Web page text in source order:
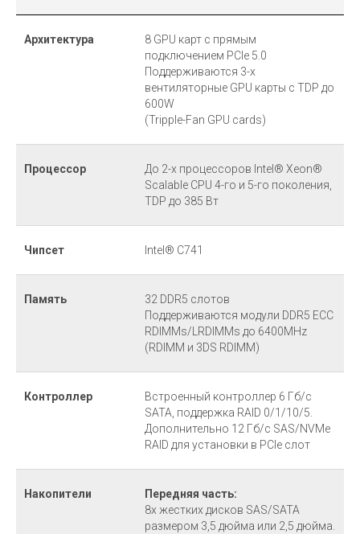
Архитектура
8 GPU карт с прямым
подключением PCIe 5.0
Поддерживаются 3-х
вентиляторные GPU карты с TDP до
600W
(Tripple-Fan GPU cards)
Процессор
До 2-х процессоров Intel® Xeon®
Scalable CPU 4-го и 5-го поколения,
TDP до 385 Вт
Чипсет Intel® C741
Память
32 DDR5 слотов
Поддерживаются модули DDR5 ECC
RDIMMs/LRDIMMs до 6400MHz
(RDIMM и 3DS RDIMM)
Контроллер
Встроенный контроллер 6 Гб/с
SATA, поддержка RAID 0/1/10/5.
Дополнительно 12 Гб/с SAS/NVMe
RAID для установки в PCIe слот
Накопители
Передняя часть:
8x жестких дисков SAS/SATA
размером 3,5 дюйма или 2,5 дюйма.